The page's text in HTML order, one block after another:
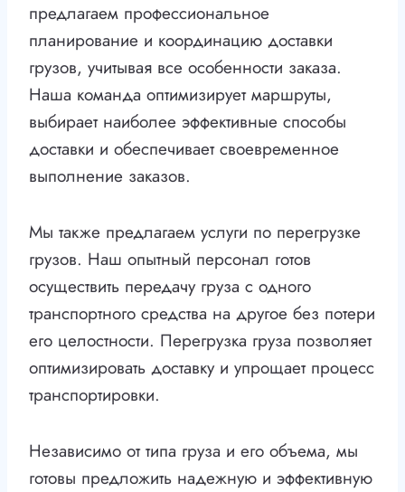
предлагаем профессиональное
планирование и координацию доставки
грузов, учитывая все особенности заказа.
Наша команда оптимизирует маршруты,
выбирает наиболее эффективные способы
доставки и обеспечивает своевременное
выполнение заказов.
Мы также предлагаем услуги по перегрузке
грузов. Наш опытный персонал готов
осуществить передачу груза с одного
транспортного средства на другое без потери
его целостности. Перегрузка груза позволяет
оптимизировать доставку и упрощает процесс
транспортировки.
Независимо от типа груза и его объема, мы
готовы предложить надежную и эффективную